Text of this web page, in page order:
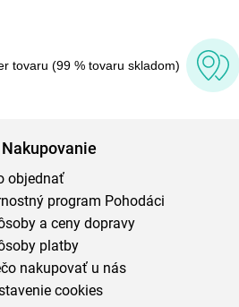
tovaru (99 % tovaru skladom)
Nakupovanie
objednať
program Pohodáci
a ceny dopravy
platby
nakupovať u nás
cookies